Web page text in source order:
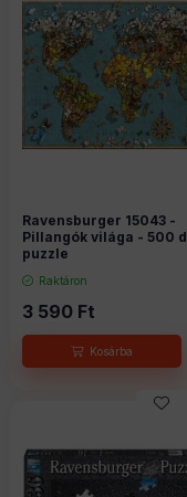
Ravensburger 15043 -
Pillangók világa - 500
puzzle
Raktáron
3 590 Ft